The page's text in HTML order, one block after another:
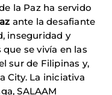
la Paz ha servido
ante la desafiante
inseguridad y
se vivía en las
sur de Filipinas y,
City. La iniciativa
SALAAM